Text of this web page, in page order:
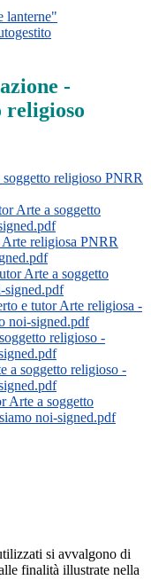
lanterne"
-
religioso
religioso PNRR
Arte a soggetto
religiosa PNRR
Arte a soggetto
signed.pdf
e tutor Arte religiosa -
noi-signed.pdf
religioso -
a soggetto religioso -
Arte a soggetto
noi-signed.pdf
si avvalgono di
finalità illustrate nella